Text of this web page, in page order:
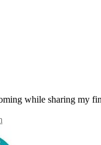
while sharing my